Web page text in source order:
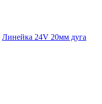
Линейка 24V 20мм дуга